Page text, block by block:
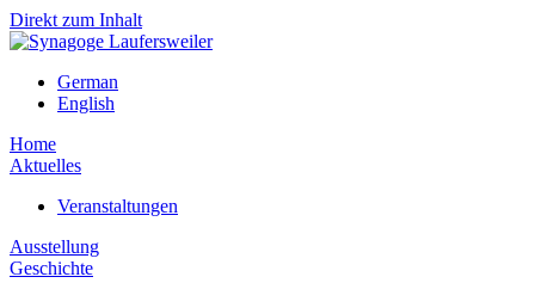
Direkt zum Inhalt
German
English
Home
Aktuelles
Veranstaltungen
Ausstellung
Geschichte